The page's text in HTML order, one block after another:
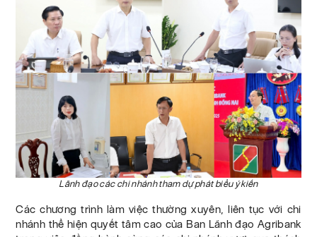
Lãnh đạo các chi nhánh tham dự phát biểu ý kiến
Các chương trình làm việc thường xuyên, liên tục với chi
nhánh thể hiện quyết tâm cao của Ban Lãnh đạo Agribank